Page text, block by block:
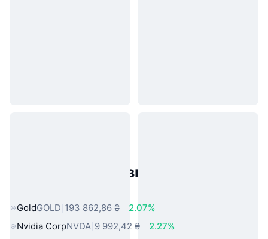
Популярні активи реального
GoldGOLD 193 862,86 ₴
2.07%
Nvidia CorpNVDA 9 992,42 ₴
2.27%